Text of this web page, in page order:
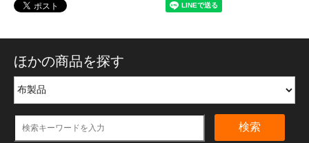
ほかの商品を探す
検索